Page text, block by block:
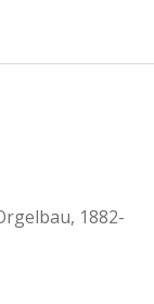
1882-